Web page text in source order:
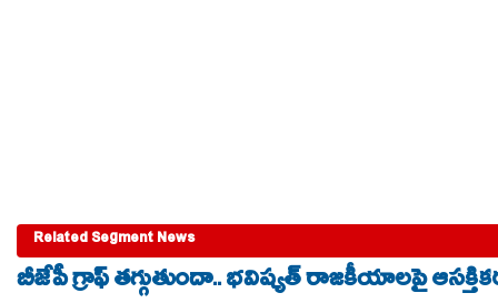
Related Segment News
బీజేపీ గ్రాఫ్ తగ్గుతుందా.. భవిష్యత్ రాజకీయాలపై